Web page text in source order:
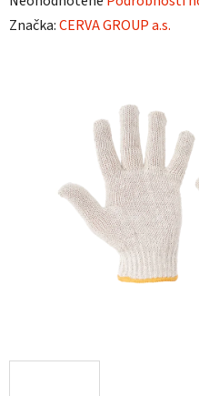
hodnotenie
Značka:CERVA GROUP a.s.